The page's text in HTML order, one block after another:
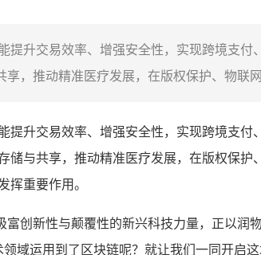
升交易效率、增强安全性，实现跨境支付
，推动精准医疗发展，在版权保护、物联
升交易效率、增强安全性，实现跨境支付
与共享，推动精准医疗发展，在版权保护
挥重要作用。
创新性与颠覆性的新兴科技力量，正以润
域运用到了区块链呢？就让我们一同开启这